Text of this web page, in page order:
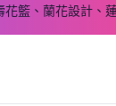
籃、蘭花設計、